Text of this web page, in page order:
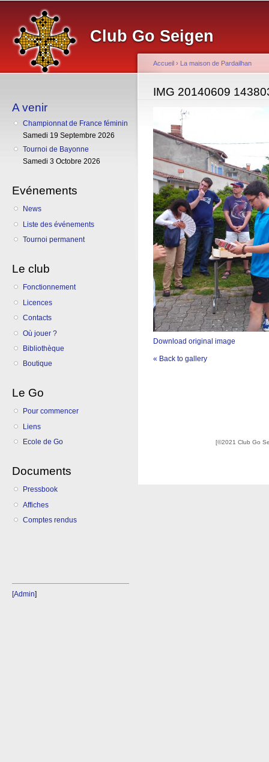
Club Go Seigen
A venir
Championnat de France féminin
Samedi 19 Septembre 2026
Tournoi de Bayonne
Samedi 3 Octobre 2026
Evénements
News
Liste des événements
Tournoi permanent
Le club
Fonctionnement
Licences
Contacts
Où jouer ?
Bibliothèque
Boutique
Le Go
Pour commencer
Liens
Ecole de Go
Documents
Pressbook
Affiches
Comptes rendus
[Admin]
Vous êtes ici
Accueil › La maison de Pardailhan
IMG 20140609
Download original image
« Back to gallery
[©2021 Club Go